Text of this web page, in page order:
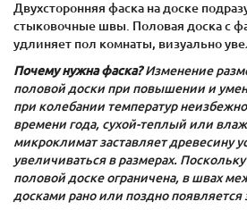
Двухсторонняя фаска на доске
стыковочные швы. Половая доска с
удлиняет пол комнаты, визуально
Почему нужна фаска?Изменение
половой доски при повышении и
при колебании температур
времени года, сухой-теплый или
микроклимат заставляет древесину
увеличиваться в размерах.
половой доске ограничена, в швах
досками рано или поздно появляется